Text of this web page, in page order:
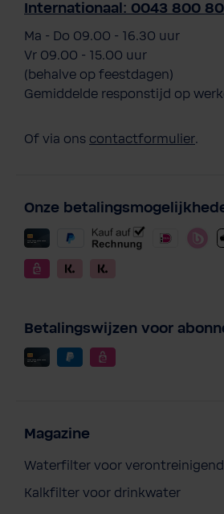
Internationaal: 0043 800
Ma - Do 09.00 - 16.30 uur
Vr 09.00 - 15.00 uur
(behalve op feestdagen)
Gemiddelde responstijd op
Of via ons contactformulier.
Onze
Betalingswijzen voor
Magazine
Waterfilter voor
Kalkfilter voor drinkwater